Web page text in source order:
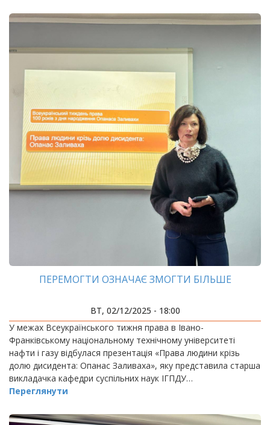
ПЕРЕМОГТИ ОЗНАЧАЄ ЗМОГТИ БІЛЬШЕ
ВТ, 02/12/2025 - 18:00
У межах Всеукраїнського тижня права в Івано-
Франківському національному технічному університеті
нафти і газу відбулася презентація «Права людини крізь
долю дисидента: Опанас Заливаха», яку представила старша
викладачка кафедри суспільних наук ІГПДУ…
Переглянути